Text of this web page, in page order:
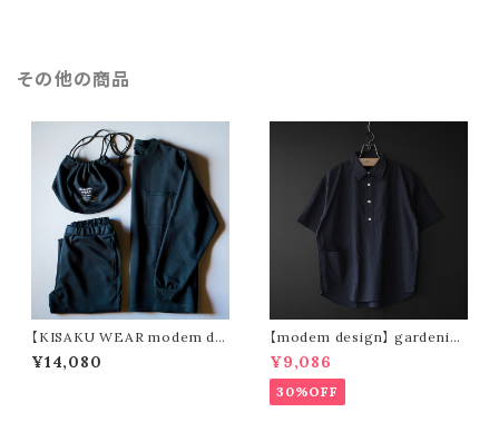
その他の商品
【KISAKU WEAR modem de
sign】kisaku ponte FW (3col
ors)
¥14,080
【modem design】 gardenin
g s/s shirt (navy)
¥9,086
30%OFF